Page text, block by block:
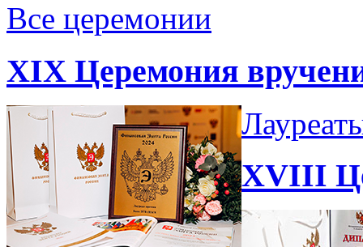
Все церемонии
XIX Церемония
XVIII